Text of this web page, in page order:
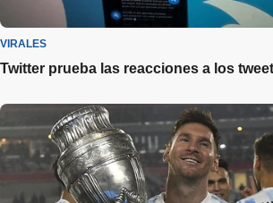
VIRALES
Twitter prueba las reacciones a los